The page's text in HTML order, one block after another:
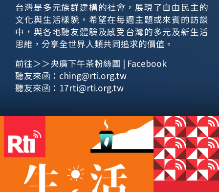
台灣是多元族群建構的社會，展現了自由民主的
文化與生活樣貌，希望在每週主題或來賓的訪談
中，與各地聽友體驗及感受台灣的多元及新生活
思維，分享全世界人類共同追求的價值。
前往＞＞央廣下午茶粉絲團 | Facebook
聽友來函： ching@rti.org.tw
聽友來函： 17rti@rti.org.tw